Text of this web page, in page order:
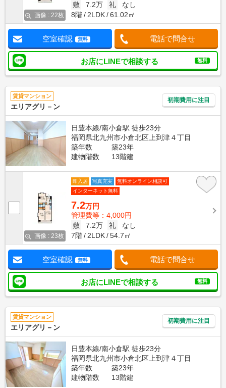
画像 : 22枚
敷
7.2万 礼
なし
8階
2LDK 61.02㎡
空室確認 無料 電話で問合せ
お店にLINEで相談する 無料
賃貸マンション
エリアグリ－ン
初期費用に注目
日豊本線/南小倉駅 徒歩23分
福岡県北九州市小倉北区上到津４丁目
築年数
築23年
建物階数
13階建
画像 : 23枚
即入居 写真充実
無料オンライン相談可
インターネット無料
7.2万円
管理費等：4,000円
敷
7.2万 礼
なし
7階
2LDK 54.7㎡
空室確認 無料 電話で問合せ
お店にLINEで相談する 無料
賃貸マンション
エリアグリ－ン
初期費用に注目
日豊本線/南小倉駅 徒歩23分
福岡県北九州市小倉北区上到津４丁目
築年数
築23年
建物階数
13階建